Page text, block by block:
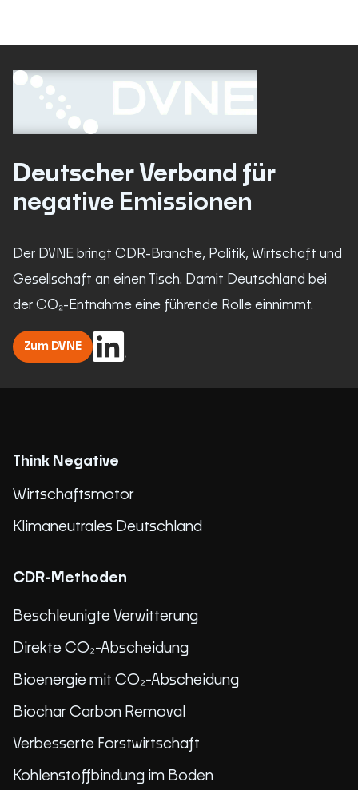
Deutscher Verband für
negative Emissionen
Der DVNE bringt CDR-Branche, Politik, Wirtschaft und
Gesellschaft an einen Tisch. Damit Deutschland bei
der CO₂-Entnahme eine führende Rolle einnimmt.
Zum DVNE
Think Negative
Wirtschaftsmotor
Klimaneutrales Deutschland
CDR-Methoden
Beschleunigte Verwitterung
Direkte CO₂-Abscheidung
Bioenergie mit CO₂-Abscheidung
Biochar Carbon Removal
Verbesserte Forstwirtschaft
Kohlenstoffbindung im Boden